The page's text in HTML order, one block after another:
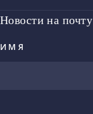
Новости на почту
ИМЯ